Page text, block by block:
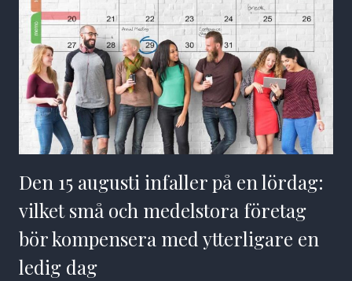
Den 15 augusti infaller på en lördag:
vilket små och medelstora företag
bör kompensera med ytterligare en
ledig dag